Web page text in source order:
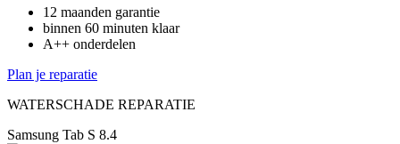
12 maanden garantie
binnen 60 minuten klaar
A++ onderdelen
Plan je reparatie
WATERSCHADE REPARATIE
Samsung Tab S 8.4